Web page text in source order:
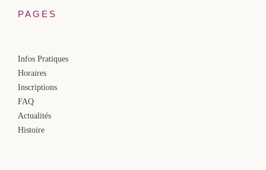
PAGES
Infos Pratiques
Horaires
Inscriptions
FAQ
Actualités
Histoire